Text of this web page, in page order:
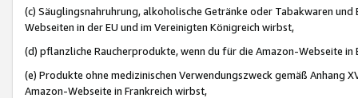
(c) Säuglingsnahruhrung, alkoholische Getränke oder Tabakwaren
Webseiten in der EU und im Vereinigten Königreich wirbst,
(d) pflanzliche Raucherprodukte, wenn du für die Amazon-Webseite in
(e) Produkte ohne medizinischen Verwendungszweck gemäß Anhang
Amazon-Webseite in Frankreich wirbst,